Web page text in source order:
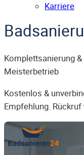
Karriere
Komplettsanierung &
Meisterbetrieb
Kostenlos &
Empfehlung.